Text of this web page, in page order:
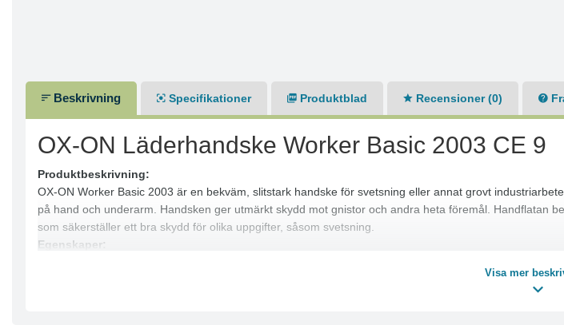
Beskrivning Specifikationer Produktblad Recensioner (0)
OX-ON Läderhandske Worker Basic 2003 CE 9
Produktbeskrivning:
OX-ON Worker Basic 2003 är en bekväm, slitstark handske för svetsning eller annat grovt
på hand och underarm. Handsken ger utmärkt skydd mot gnistor och andra heta föremål. Handflatan
som säkerställer ett bra skydd för olika uppgifter, såsom svetsning.
Egenskaper:
Visa mer